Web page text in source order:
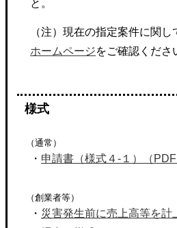
と。
（注）現在の指定案件に関し
ホームページをご確認くださ
様式
（通常）
・ 申請書（様式４-１）（
（創業者等）
・ 災害発生前に売上高等を計